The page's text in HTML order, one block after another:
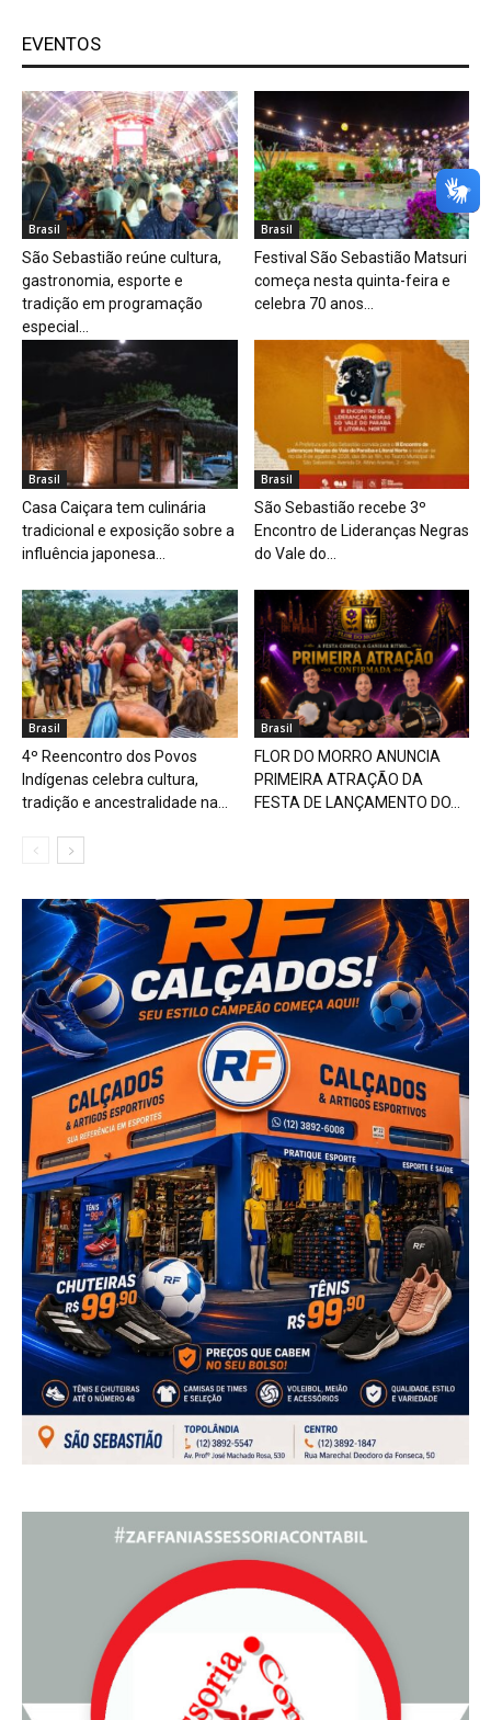
EVENTOS
Brasil
São Sebastião reúne cultura,
gastronomia, esporte e
tradição em programação
especial...
Brasil
Festival São Sebastião Matsuri
começa nesta quinta-feira e
celebra 70 anos...
Brasil
Casa Caiçara tem culinária
tradicional e exposição sobre a
influência japonesa...
Brasil
São Sebastião recebe 3º
Encontro de Lideranças Negras
do Vale do...
Brasil
4º Reencontro dos Povos
Indígenas celebra cultura,
tradição e ancestralidade na...
Brasil
FLOR DO MORRO ANUNCIA
PRIMEIRA ATRAÇÃO DA
FESTA DE LANÇAMENTO DO...